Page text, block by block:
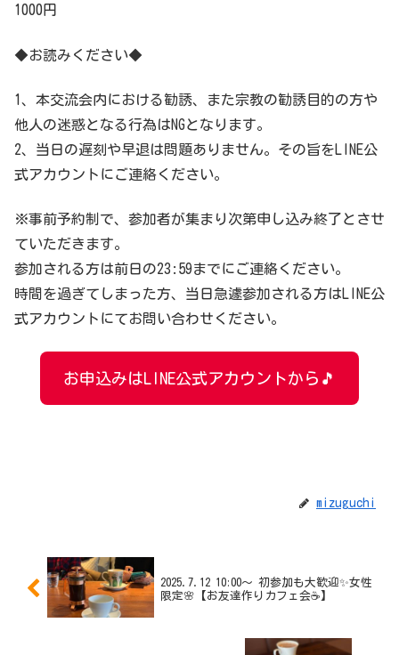
1000円
◆お読みください◆
1、本交流会内における勧誘、また宗教の勧誘目的の方や
他人の迷惑となる行為はNGとなります。
2、当日の遅刻や早退は問題ありません。その旨をLINE公
式アカウントにご連絡ください。
※事前予約制で、参加者が集まり次第申し込み終了とさせ
ていただきます。
参加される方は前日の23:59までにご連絡ください。
時間を過ぎてしまった方、当日急遽参加される方はLINE公
式アカウントにてお問い合わせください。
お申込みはLINE公式アカウントから🎵
mizuguchi
2025.7.12 10:00〜 初参加も大歓迎✨女性
限定🌸【お友達作りカフェ会☕️】